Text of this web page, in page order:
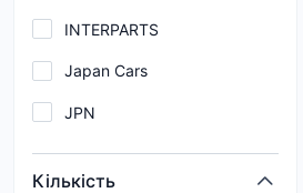
INTERPARTS
Japan Cars
JPN
Kavo Parts
Кількість